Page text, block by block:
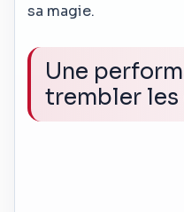
sa magie.
Une
trembler les